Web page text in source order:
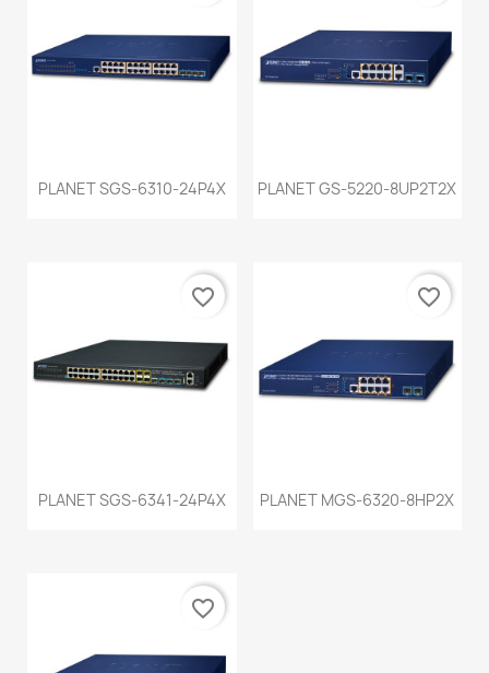
PLANET SGS-6310-24P4X PLANET GS-5220-8UP2T2X
PLANET SGS-6341-24P4X
favorite_border
PLANET MGS-6320-8HP2X
favorite_border
favorite_border